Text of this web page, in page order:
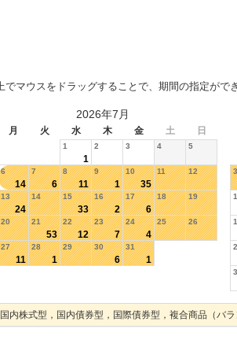
マウスをドラッグすることで、期間の指定がで
2026年7月
月 火 水 木 金 土 日
1
1
2 3 4 5
6
14
7
6
8
11
9
1
10
35
11 12
13
24
14 15
33
16
2
17
6
18 19
20 21
53
22
12
23
7
24
4
25 26
27
11
28
1
29 30
6
31
1
3
内株式型，国内債券型，国際債券型，複合商品（バ